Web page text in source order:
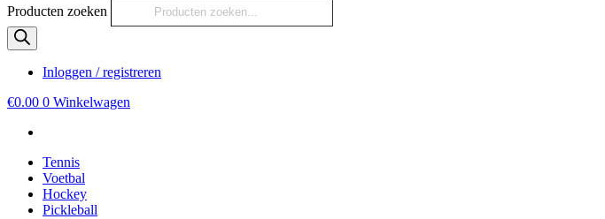
Producten zoeken
Inloggen / registreren
€0.00 0 Winkelwagen
Tennis
Voetbal
Hockey
Pickleball